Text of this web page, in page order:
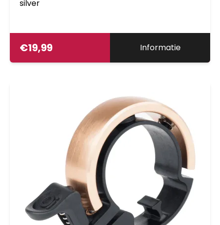
silver
€19,99 Informatie